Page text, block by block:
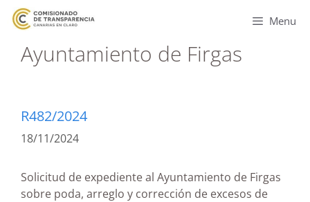
Menu
Ayuntamiento de Firgas
R482/2024
18/11/2024
Solicitud de expediente al Ayuntamiento de Firgas
sobre poda, arreglo y corrección de excesos de